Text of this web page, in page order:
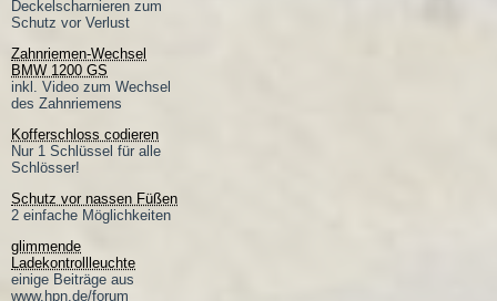
Deckelscharnieren zum
Schutz vor Verlust
Zahnriemen-Wechsel
BMW 1200 GS
inkl. Video zum Wechsel
des Zahnriemens
Kofferschloss codieren
Nur 1 Schlüssel für alle
Schlösser!
Schutz vor nassen Füßen
2 einfache Möglichkeiten
glimmende
Ladekontrollleuchte
einige Beiträge aus
www.hpn.de/forum